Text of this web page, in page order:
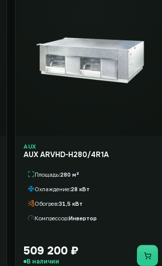
AUX
AUX ARVHD-H280/4R1A
Площадь 280 м²
Охлаждение 28 кВт
Обогрев 31,5 кВт
Компрессор Инвертор
509 200 ₽
В наличии